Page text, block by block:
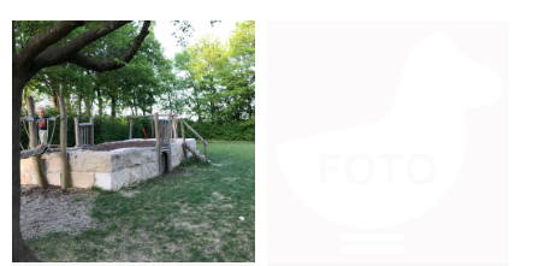
Anmelden
SPIELGERÄTE